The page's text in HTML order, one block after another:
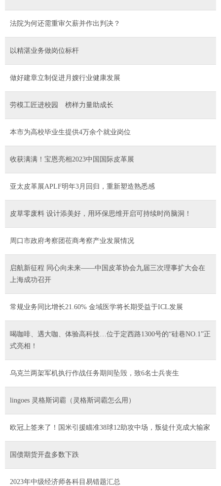
法院为何还需重审欠薪并作出判决？
以精湛业务做岗位标杆
做好建章立制促进月嫂行业健康发展
劳模工匠进校园 榜样力量助成长
本市为高校毕业生提供4万余个就业岗位
收获满满！宝恩亮相2023中国国际皮革展
亚太皮革展APLF明年3月回归，重新塑造熟悉感
皮草零废料 设计添美好，用环保思维开启可持续时尚脑洞！
周口市政府考察团莅商考察产业发展情况
启航新征程 同心向未来——中国皮革协会九届三次理事扩大会在
上海成功召开
常规业务同比增长21.60% 金域医学将长期受益于ICL发展
喝咖啡、遇大咖、体验高科技…位于定西路1300号的“硅巷NO.1”正
式亮相！
乌克兰两架军机执行作战任务期间坠毁，致6名士兵丧生
lingoes 灵格斯词霸（灵格斯词霸怎么用）
欧冠上签来了！国米引援瞄准38球12助攻中场，叛徒什克成大输家
国债期货开盘多数下跌
2023年中级经济师各科目易错题汇总